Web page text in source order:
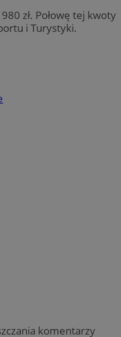
zł. Połowę tej kwoty
i Turystyki.
komentarzy